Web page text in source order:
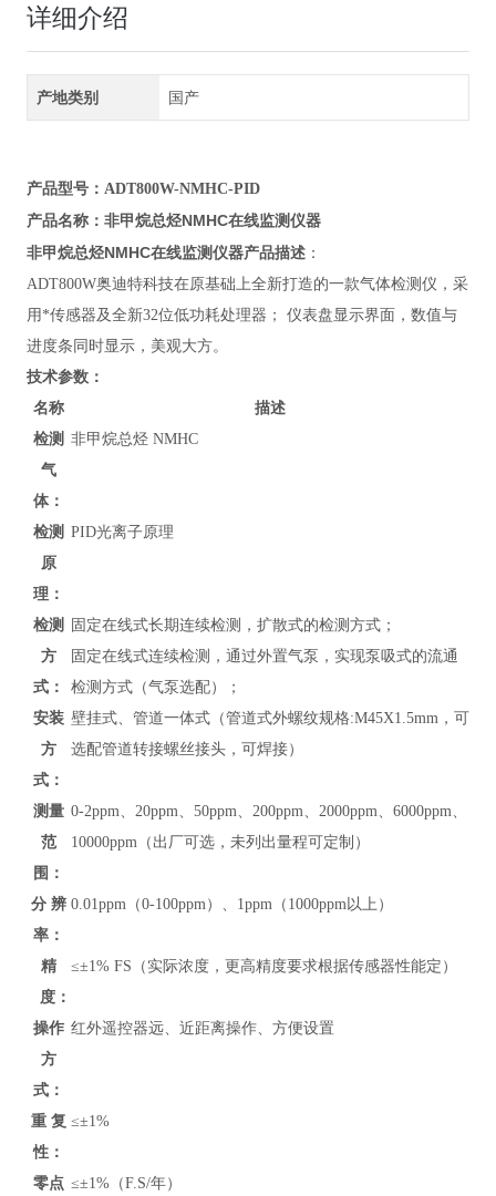
详细介绍
产地类别 国产
产品型号：ADT800W-NMHC-PID
产品名称： 非甲烷总烃NMHC在线监测仪器
非甲烷总烃NMHC在线监测仪器产品描述：
ADT800W奥迪特科技在原基础上全新打造的一款气体检测仪，采
用*传感器及全新32位低功耗处理器； 仪表盘显示界面，数值与
进度条同时显示，美观大方。
技术参数：
名称
描述
检测
气
体：
非甲烷总烃 NMHC
检测
原
理：
PID光离子原理
检测
方
式：
固定在线式长期连续检测，扩散式的检测方式；
固定在线式连续检测，通过外置气泵，实现泵吸式的流通
检测方式（气泵选配）；
安装
方
式：
壁挂式、管道一体式（管道式外螺纹规格:M45X1.5mm，可
选配管道转接螺丝接头，可焊接）
测量
范
围：
0-2ppm、20ppm、50ppm、200ppm、2000ppm、6000ppm、
10000ppm（ 出厂可选，未列出量程可定制）
分 辨
率：
0.01ppm（0-100ppm）、1ppm（1000ppm以上）
精
度：
≤±1% FS（实际浓度，更高精度要求根据传感器性能定）
操作
方
式：
红外遥控器远、近距离操作、方便设置
重 复
性：
≤±1%
零点 ≤±1%（F.S/年）